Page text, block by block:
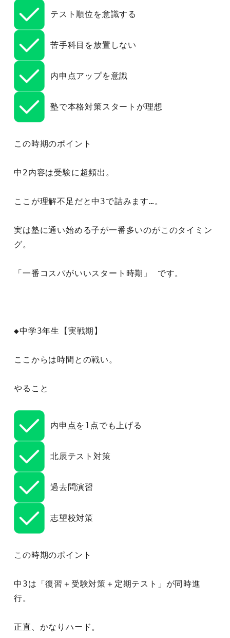
テスト順位を意識する
苦手科目を放置しない
内申点アップを意識
塾で本格対策スタートが理想
この時期のポイント
中2内容は受験に超頻出。
ここが理解不足だと中3で詰みます…。
実は塾に通い始める子が一番多いのがこのタイミン
グ。
「一番コスパがいいスタート時期」 です。
◆中学3年生【実戦期】
ここからは時間との戦い。
やること
内申点を1点でも上げる
北辰テスト対策
過去問演習
志望校対策
この時期のポイント
中3は「復習＋受験対策＋定期テスト」が同時進
行。
正直、かなりハード。